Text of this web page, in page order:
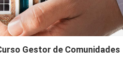
Gestor de Comunidades